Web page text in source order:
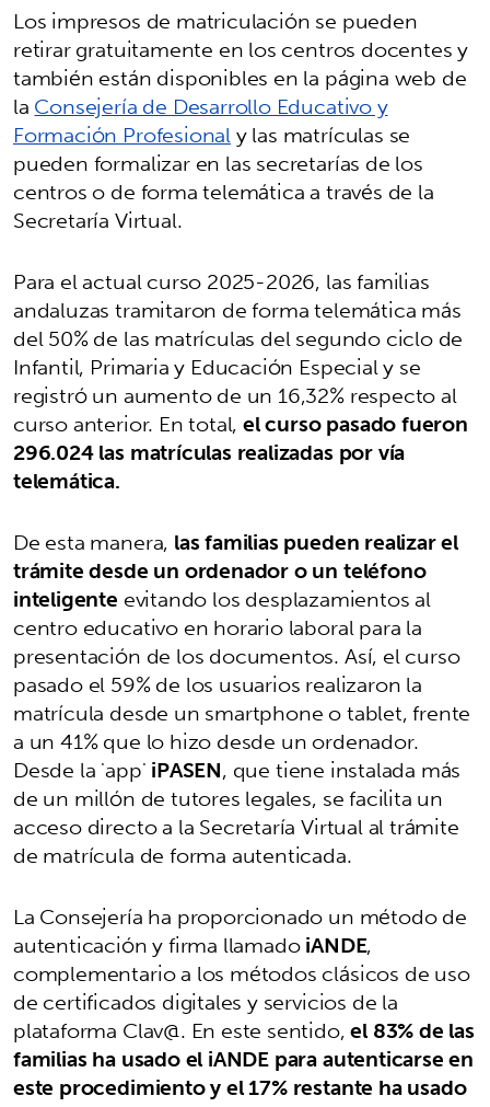
Los impresos de matriculación se pueden
retirar gratuitamente en los centros docentes y
también están disponibles en la página web de
laConsejería de Desarrollo Educativo y
Formación Profesionaly las matrículas se
pueden formalizar en las secretarías de los
centros o de forma telemática a través de la
Secretaría Virtual.
Para el actual curso 2025-2026, las familias
andaluzas tramitaron de forma telemática más
del 50% de las matrículas del segundo ciclo de
Infantil, Primaria y Educación Especial y se
registró un aumento de un 16,32% respecto al
curso anterior. En total,el curso pasado fueron
296.024 las matrículas realizadas por vía
telemática.
De esta manera, las familias pueden realizar el
trámite desde un ordenador o un teléfono
inteligente evitando los desplazamientos al
centro educativo en horario laboral para la
presentación de los documentos. Así, el curso
pasado el 59% de los usuarios realizaron la
matrícula desde un smartphone o tablet, frente
a un 41% que lo hizo desde un ordenador.
Desde la 'app'iPASEN, que tiene instalada más
de un millón de tutores legales, se facilita un
acceso directo a la Secretaría Virtual al trámite
de matrícula de forma autenticada.
La Consejería ha proporcionado un método de
autenticación y firma llamadoiANDE,
complementario a los métodos clásicos de uso
de certificados digitales y servicios de la
plataforma Clav@. En este sentido,el 83% de las
familias ha usado el iANDE para autenticarse en
este procedimiento y el 17% restante ha usado